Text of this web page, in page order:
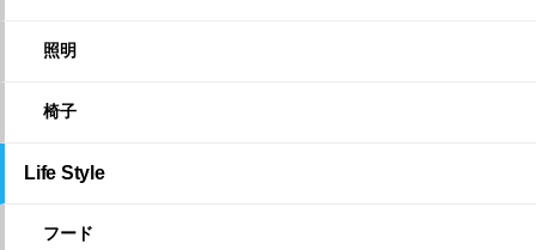
照明
椅子
Life Style
フード